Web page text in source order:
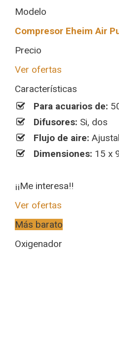
Modelo
Compresor Eheim Air
Precio
Ver ofertas
Características
Para acuarios de:
Difusores: Si, dos
Flujo de aire:
Dimensiones: 15 x
¡¡Me interesa!!
Ver ofertas
Más barato
Oxigenador